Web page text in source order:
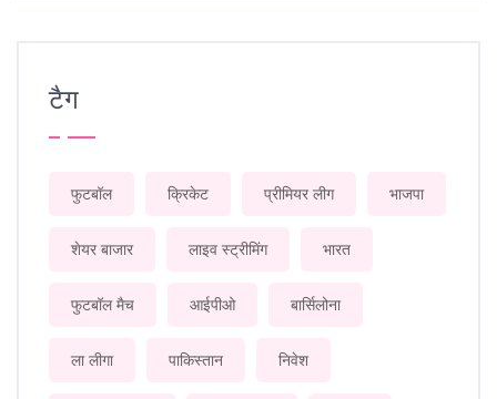
टैग
फुटबॉल क्रिकेट प्रीमियर लीग भाजपा
शेयर बाजार लाइव स्ट्रीमिंग भारत
फुटबॉल मैच आईपीओ बार्सिलोना
ला लीगा पाकिस्तान निवेश